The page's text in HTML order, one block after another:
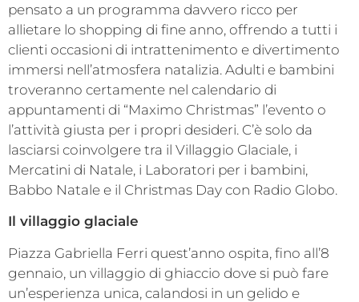
pensato a un programma davvero ricco per
allietare lo shopping di fine anno, offrendo a tutti i
clienti occasioni di intrattenimento e divertimento
immersi nell’atmosfera natalizia. Adulti e bambini
troveranno certamente nel calendario di
appuntamenti di “Maximo Christmas” l’evento o
l’attività giusta per i propri desideri. C’è solo da
lasciarsi coinvolgere tra il Villaggio Glaciale, i
Mercatini di Natale, i Laboratori per i bambini,
Babbo Natale e il Christmas Day con Radio Globo.
Il villaggio glaciale
Piazza Gabriella Ferri quest’anno ospita, fino all’8
gennaio, un villaggio di ghiaccio dove si può fare
un’esperienza unica, calandosi in un gelido e